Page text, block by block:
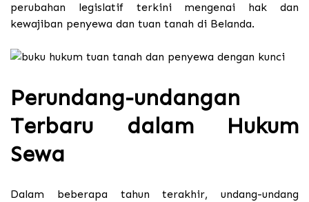
perubahan legislatif terkini mengenai hak dan
kewajiban penyewa dan tuan tanah di Belanda.
Perundang-undangan
Terbaru dalam Hukum
Sewa
Dalam beberapa tahun terakhir, undang-undang